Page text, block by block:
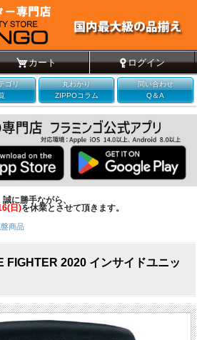
カート ログイン
ゴリ
丸わかり
ZIPPOコラム
問い合わせ
Q＆A
誠に勝手ながら、
日)を休業とさせて頂きます。
商品
FIGHTER 2020 インサイドユニッ